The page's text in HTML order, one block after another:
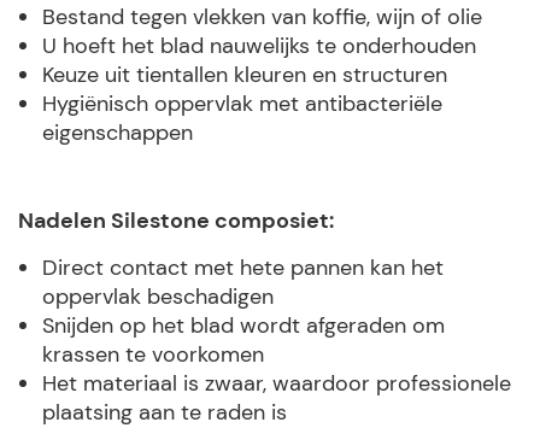
Bestand tegen vlekken van koffie, wijn of olie
U hoeft het blad nauwelijks te onderhouden
Keuze uit tientallen kleuren en structuren
Hygiënisch oppervlak met antibacteriële
eigenschappen
Nadelen Silestone composiet:
Direct contact met hete pannen kan het
oppervlak beschadigen
Snijden op het blad wordt afgeraden om
krassen te voorkomen
Het materiaal is zwaar, waardoor professionele
plaatsing aan te raden is